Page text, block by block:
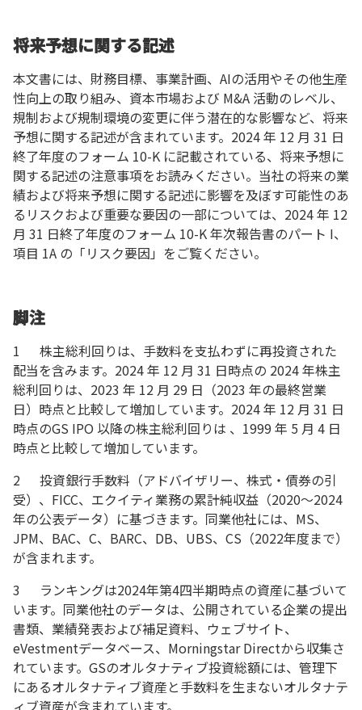
将来予想に関する記述
本文書には、財務目標、事業計画、AIの活用やその他生産
性向上の取り組み、資本市場および M&A 活動のレベル、
規制および規制環境の変更に伴う潜在的な影響など、将来
予想に関する記述が含まれています。2024 年 12 月 31 日
終了年度のフォーム 10-K に記載されている、将来予想に
関する記述の注意事項をお読みください。当社の将来の業
績および将来予想に関する記述に影響を及ぼす可能性のあ
るリスクおよび重要な要因の一部については、2024 年 12
月 31 日終了年度のフォーム 10-K 年次報告書のパート I、
項目 1A の「リスク要因」をご覧ください。
脚注
1 株主総利回りは、手数料を支払わずに再投資された
配当を含みます。2024 年 12 月 31 日時点の 2024 年株主
総利回りは、2023 年 12 月 29 日（2023 年の最終営業
日）時点と比較して増加しています。2024 年 12 月 31 日
時点のGS IPO 以降の株主総利回りは 、1999 年 5 月 4 日
時点と比較して増加しています。
2 投資銀行手数料（アドバイザリー、株式・債券の引
受）、FICC、エクイティ業務の累計純収益（2020～2024
年の公表データ）に基づきます。同業他社には、MS、
JPM、BAC、C、BARC、DB、UBS、CS（2022年度まで）
が含まれます。
3 ランキングは2024年第4四半期時点の資産に基づいて
います。同業他社のデータは、公開されている企業の提出
書類、業績発表および補足資料、ウェブサイト、
eVestmentデータベース、Morningstar Directから収集さ
れています。GSのオルタナティブ投資総額には、管理下
にあるオルタナティブ資産と手数料を生まないオルタナテ
ィブ資産が含まれています。